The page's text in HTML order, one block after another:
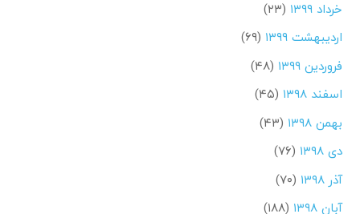
خرداد ۱۳۹۹
(۲۳)
اردیبهشت ۱۳۹۹
(۶۹)
فروردین ۱۳۹۹
(۴۸)
اسفند ۱۳۹۸
(۴۵)
بهمن ۱۳۹۸
(۴۳)
دی ۱۳۹۸
(۷۶)
آذر ۱۳۹۸
(۷۰)
آبان ۱۳۹۸
(۱۸۸)